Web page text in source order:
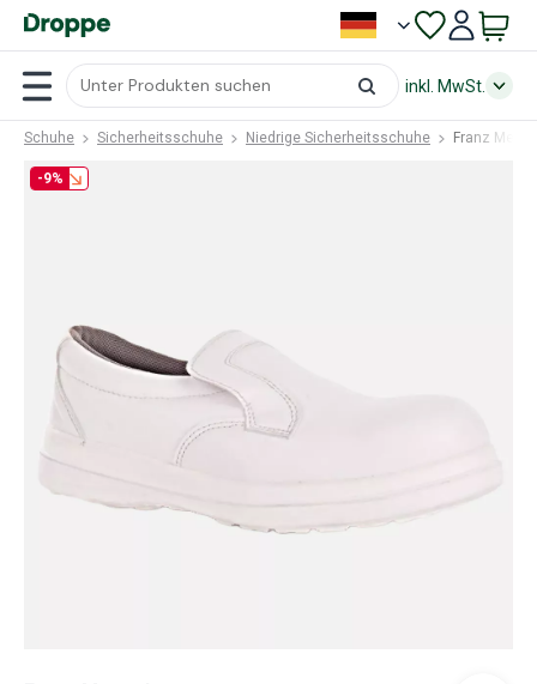
inkl. MwSt.
Schuhe Sicherheitsschuhe Niedrige Sicherheitsschuhe Franz
-9%